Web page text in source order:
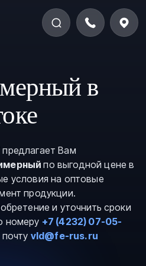
в
Вам
по выгодной цене в
условия на оптовые
продукции.
и уточнить сроки
номеру +7 (4232) 07-05-
vld@fe-rus.ru